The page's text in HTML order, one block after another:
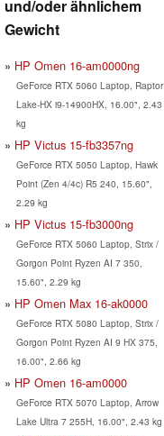
und/oder ähnlichem
Gewicht
HP Omen 16-am0000ng
GeForce RTX 5060 Laptop, Raptor
Lake-HX i9-14900HX, 16.00", 2.43
kg
HP Victus 15-fb3357ng
GeForce RTX 5050 Laptop, Hawk
Point (Zen 4/4c) R5 240, 15.60",
2.29 kg
HP Victus 15-fb3000ng
GeForce RTX 5060 Laptop, Strix /
Gorgon Point Ryzen AI 7 350,
15.60", 2.29 kg
HP Omen Max 16-ak0000
GeForce RTX 5080 Laptop, Strix /
Gorgon Point Ryzen AI 9 HX 375,
16.00", 2.66 kg
HP Omen 16-am0000
GeForce RTX 5070 Laptop, Arrow
Lake Ultra 7 255H, 16.00", 2.43 kg